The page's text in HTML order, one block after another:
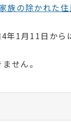
族の除かれた
年1月11日から
せん。